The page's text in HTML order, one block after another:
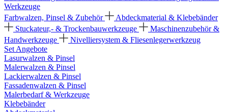
Werkzeuge
Farbwalzen, Pinsel & Zubehör
Abdeckmaterial & Klebebänder
Stuckateur,- & Trockenbauwerkzeuge
Maschinenzubehör &
Handwerkzeuge
Nivelliersystem & Fliesenlegerwerkzeug
Set Angebote
Lasurwalzen & Pinsel
Malerwalzen & Pinsel
Lackierwalzen & Pinsel
Fassadenwalzen & Pinsel
Malerbedarf & Werkzeuge
Klebebänder